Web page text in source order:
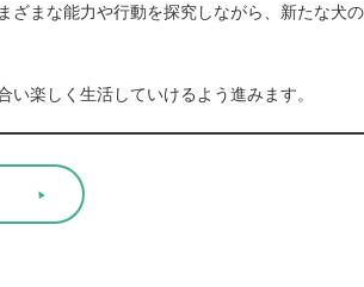
ざまな能力や行動を探究しながら、新たな犬
楽しく生活していけるよう進みます。